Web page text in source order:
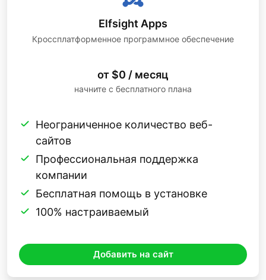
Elfsight Apps
Кроссплатформенное программное обеспечение
от $0 / месяц
начните с бесплатного плана
Неограниченное количество веб-
сайтов
Профессиональная поддержка
компании
Бесплатная помощь в установке
100% настраиваемый
Добавить на сайт